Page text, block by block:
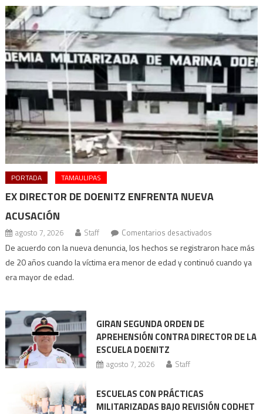
PORTADA TAMAULIPAS
EX DIRECTOR DE DOENITZ ENFRENTA NUEVA
ACUSACIÓN
agosto 7, 2026 Staff Comentarios desactivadosen
Ex
director
De acuerdo con la nueva denuncia, los hechos se registraron hace más
de 20 años cuando la víctima era menor de edad y continuó cuando ya
era mayor de edad.
GIRAN SEGUNDA ORDEN DE
APREHENSIÓN CONTRA DIRECTOR DE LA
ESCUELA DOENITZ
agosto 7, 2026 Staff
ESCUELAS CON PRÁCTICAS
MILITARIZADAS BAJO REVISIÓN CODHET